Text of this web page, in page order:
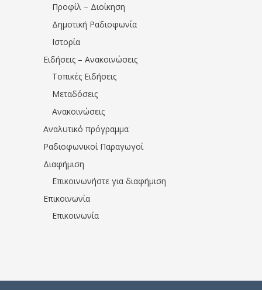
Προφίλ – Διοίκηση
Δημοτική Ραδιοφωνία
Ιστορία
Ειδήσεις – Ανακοινώσεις
Τοπικές Ειδήσεις
Μεταδόσεις
Ανακοινώσεις
Αναλυτικό πρόγραμμα
Ραδιοφωνικοί Παραγωγοί
Διαφήμιση
Επικοινωνήστε για διαφήμιση
Επικοινωνία
Επικοινωνία